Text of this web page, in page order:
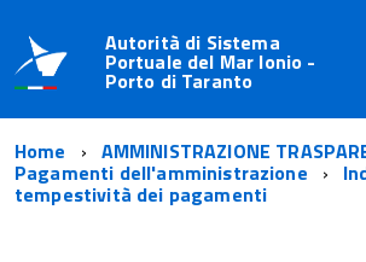
Autorità di Sistema
Portuale del Mar Ionio -
Porto di Taranto
Home AMMINISTRAZIONE
Pagamenti dell'amministrazione
tempestività dei pagamenti